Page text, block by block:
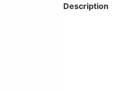
Description